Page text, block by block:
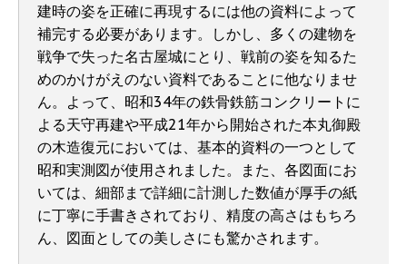
建時の姿を正確に再現するには他の資料によって
補完する必要があります。しかし、多くの建物を
戦争で失った名古屋城にとり、戦前の姿を知るた
めのかけがえのない資料であることに他なりませ
ん。よって、昭和34年の鉄骨鉄筋コンクリートに
よる天守再建や平成21年から開始された本丸御殿
の木造復元においては、基本的資料の一つとして
昭和実測図が使用されました。また、各図面にお
いては、細部まで詳細に計測した数値が厚手の紙
に丁寧に手書きされており、精度の高さはもちろ
ん、図面としての美しさにも驚かされます。